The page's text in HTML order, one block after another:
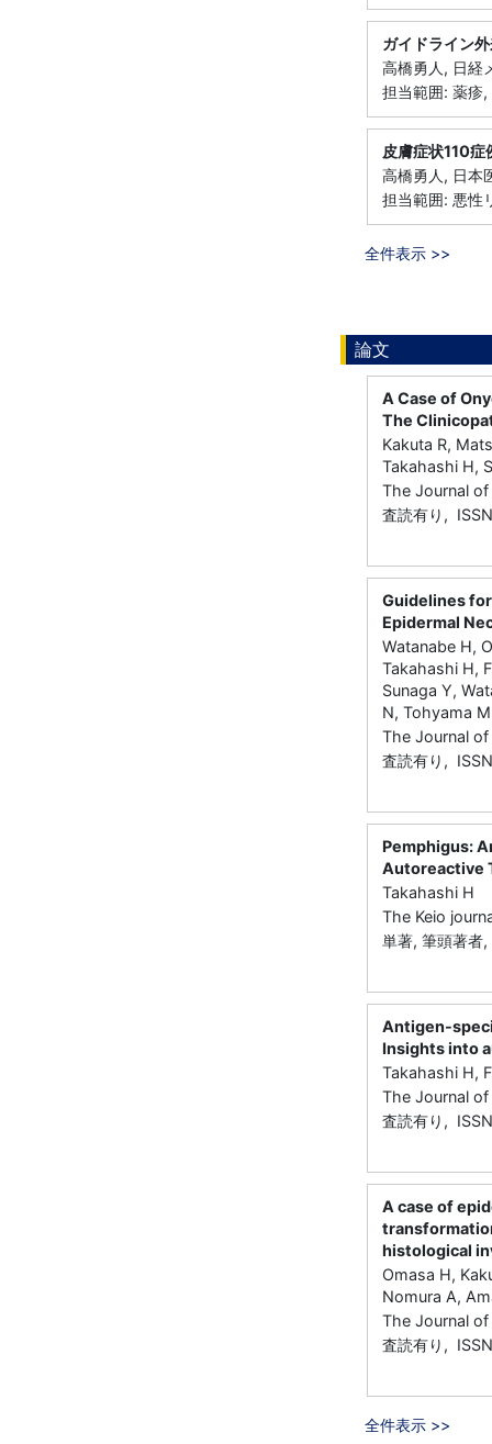
ガイドライン
高橋勇人, 日経
担当範囲: 薬
皮膚症状110症
高橋勇人, 日本
担当範囲: 悪
全件表示 >>
論文
A Case of
The
Kakuta R,
Takahashi H,
The Journal
査読有り,
Guidelines
Epidermal
Watanabe H,
Takahashi H,
Sunaga Y,
N, Tohyama
The Journal
査読有り,
Pemphigus:
Autoreactive
Takahashi H
The Keio
単著, 筆頭著
Antigen-
Insights into
Takahashi H,
The Journal
査読有り,
A case of
histological
Omasa H,
Nomura A,
The Journal
査読有り,
全件表示 >>